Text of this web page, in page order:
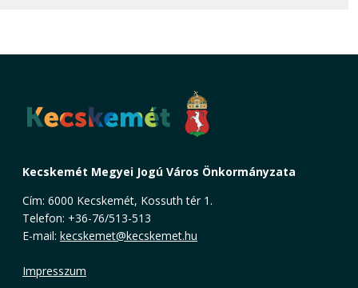
Kecskemét Megyei Jogú Város Önkormányzata
Cím: 6000 Kecskemét, Kossuth tér 1.
Telefon: +36-76/513-513
E-mail: kecskemet@kecskemet.hu
Impresszum